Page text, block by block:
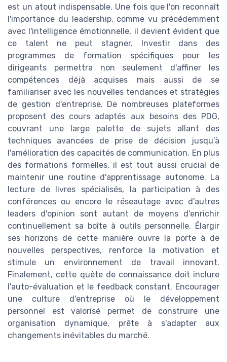
est un atout indispensable. Une fois que l'on reconnaît
l'importance du leadership, comme vu précédemment
avec l'intelligence émotionnelle, il devient évident que
ce talent ne peut stagner. Investir dans des
programmes de formation spécifiques pour les
dirigeants permettra non seulement d'affiner les
compétences déjà acquises mais aussi de se
familiariser avec les nouvelles tendances et stratégies
de gestion d'entreprise. De nombreuses plateformes
proposent des cours adaptés aux besoins des PDG,
couvrant une large palette de sujets allant des
techniques avancées de prise de décision jusqu'à
l'amélioration des capacités de communication. En plus
des formations formelles, il est tout aussi crucial de
maintenir une routine d'apprentissage autonome. La
lecture de livres spécialisés, la participation à des
conférences ou encore le réseautage avec d'autres
leaders d'opinion sont autant de moyens d'enrichir
continuellement sa boîte à outils personnelle. Élargir
ses horizons de cette manière ouvre la porte à de
nouvelles perspectives, renforce la motivation et
stimule un environnement de travail innovant.
Finalement, cette quête de connaissance doit inclure
l'auto-évaluation et le feedback constant. Encourager
une culture d'entreprise où le développement
personnel est valorisé permet de construire une
organisation dynamique, prête à s'adapter aux
changements inévitables du marché.